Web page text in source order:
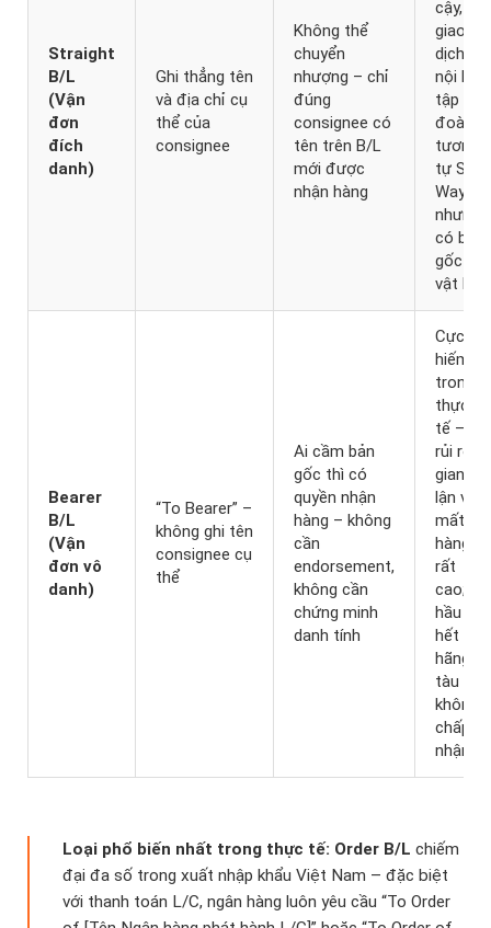
Straight
B/L
(Vận
đơn
đích
danh)
Ghi thẳng tên
và địa chỉ cụ
thể của
consignee
Không thể
chuyển
nhượng – chỉ
đúng
consignee có
tên trên B/L
mới được
nhận hàng
cậy,
giao
dịch
nội bộ
tập
đoàn;
tương
tự Sea
Waybill
nhưng
có bản
gốc
vật lý
Bearer
B/L
(Vận
đơn vô
danh)
“To Bearer” –
không ghi tên
consignee cụ
thể
Ai cầm bản
gốc thì có
quyền nhận
hàng – không
cần
endorsement,
không cần
chứng minh
danh tính
Cực kỳ
hiếm
trong
thực
tế –
rủi ro
gian
lận và
mất
hàng
rất
cao;
hầu
hết
hãng
tàu
không
chấp
nhận
Loại phổ biến nhất trong thực tế: Order B/L chiếm
đại đa số trong xuất nhập khẩu Việt Nam – đặc biệt
với thanh toán L/C, ngân hàng luôn yêu cầu “To Order